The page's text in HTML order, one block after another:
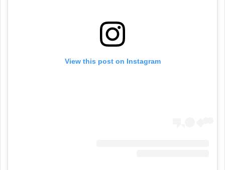
View this post on Instagram